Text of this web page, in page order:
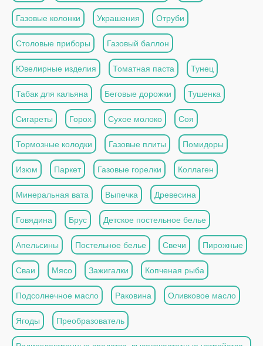
Газовые колонки Украшения Отруби
Столовые приборы Газовый баллон
Ювелирные изделия Томатная паста Тунец
Табак для кальяна Беговые дорожки Тушенка
Сигареты Горох Сухое молоко Соя
Тормозные колодки Газовые плиты Помидоры
Изюм Паркет Газовые горелки Коллаген
Минеральная вата Выпечка Древесина
Говядина Брус Детское постельное белье
Апельсины Постельное белье Свечи Пирожные
Сваи Мясо Зажигалки Копченая рыба
Подсолнечное масло Раковина Оливковое масло
Ягоды Преобразователь